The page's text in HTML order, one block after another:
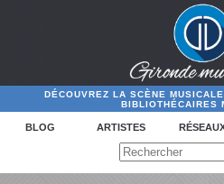
DÉCOUVREZ LA SCÈNE
BIBLIOTHÉCAIRES
BLOG ARTISTES